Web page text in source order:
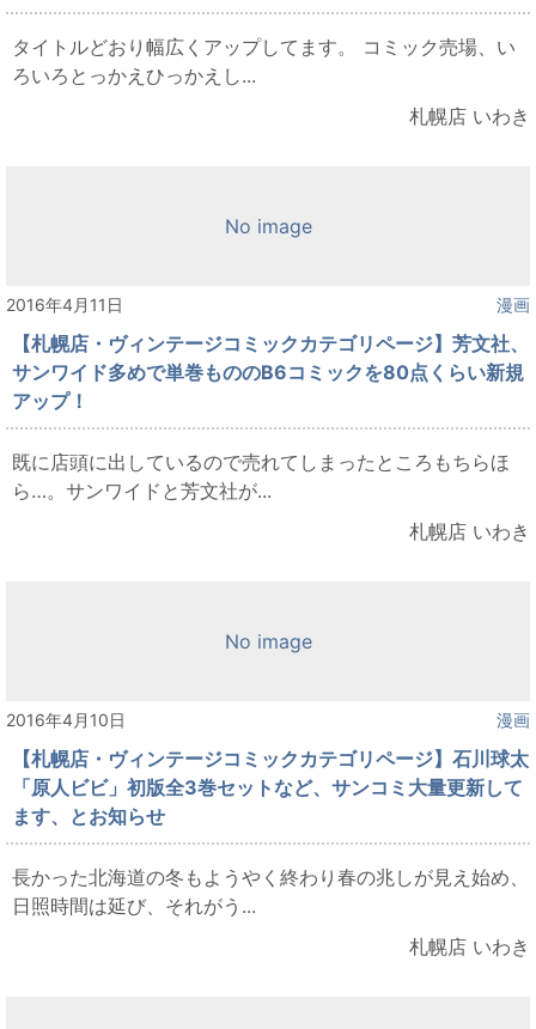
タイトルどおり幅広くアップしてます。 コミック売場、い
ろいろとっかえひっかえし...
札幌店 いわき
No image
2016年4月11日 漫画
【札幌店・ヴィンテージコミックカテゴリページ】芳文社、
サンワイド多めで単巻もののB6コミックを80点くらい新規
アップ！
既に店頭に出しているので売れてしまったところもちらほ
ら…。サンワイドと芳文社が...
札幌店 いわき
No image
2016年4月10日 漫画
【札幌店・ヴィンテージコミックカテゴリページ】石川球太
「原人ビビ」初版全3巻セットなど、サンコミ大量更新して
ます、とお知らせ
長かった北海道の冬もようやく終わり春の兆しが見え始め、
日照時間は延び、それがう...
札幌店 いわき